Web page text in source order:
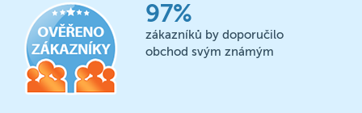
97%
zákazníků by doporučilo
obchod svým známým